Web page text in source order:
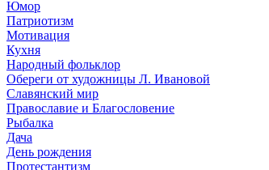
Юмор
Патриотизм
Мотивация
Кухня
Народный фольклор
Обереги от художницы Л. Ивановой
Славянский мир
Православие и Благословение
Рыбалка
Дача
День рождения
Протестантизм